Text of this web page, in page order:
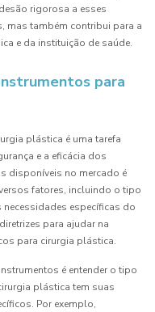
rigorosa a esses
mas também contribui para a
e da instituição de saúde.
para
plástica é uma tarefa
e a eficácia dos
disponíveis no mercado é
fatores, incluindo o tipo
necessidades específicas do
para ajudar na
para cirurgia plástica.
é entender o tipo
plástica tem suas
Por exemplo,